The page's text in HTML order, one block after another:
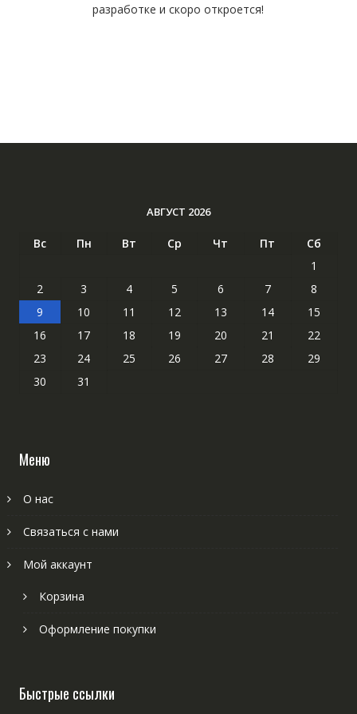
разработке и скоро откроется!
АВГУСТ 2026
Вс Пн Вт Ср Чт Пт
Сб
1
2
3 4 5 6 7
8
9
10 11 12 13 14
15
16
17 18 19 20 21
22
23
24 25 26 27 28
29
30
31
Меню
О нас
Связаться с нами
Мой аккаунт
Корзина
Оформление покупки
Быстрые ссылки